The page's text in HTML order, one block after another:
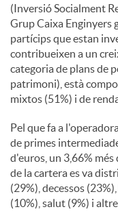
(Inversió Socialment
Grup Caixa Enginyers
partícips que estan
contribueixen a un
categoria de plans de
patrimoni), està
mixtos (51%) i de
Pel que fa a
de primes
d'euros, un 3,66%
de la cartera es va
(29%), decessos
(10%), salut (9%) i